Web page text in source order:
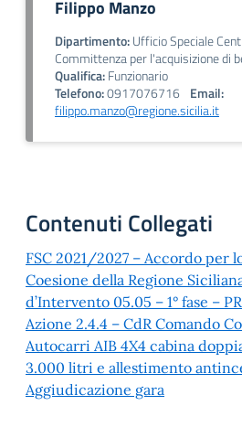
Filippo Manzo
Dipartimento:Ufficio Speciale
Committenza per l'acquisizione di
Qualifica:Funzionario
Telefono:0917076716 Email:
filippo.manzo@regione.sicilia.it
Contenuti Collegati
FSC 2021/2027 – Accordo per
Coesione della Regione
d’Intervento 05.05 – 1° fase –
Azione 2.4.4 – CdR Comando
Autocarri AIB 4X4 cabina
3.000 litri e allestimento
Aggiudicazione gara